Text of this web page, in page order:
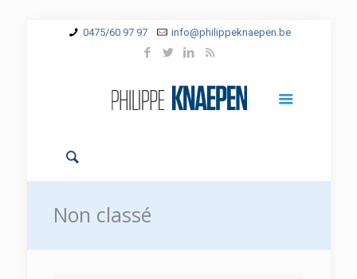
0475/60 97 97 info@philippeknaepen.be
Non classé